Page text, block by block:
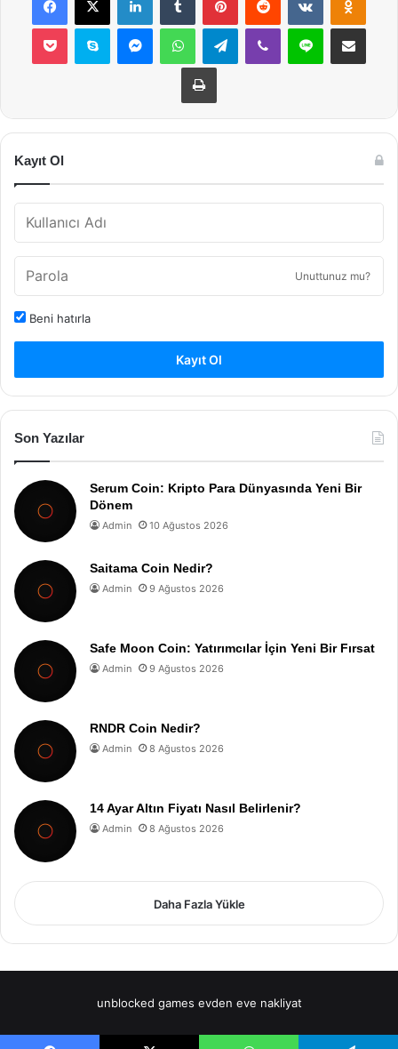
Pocket Skype MessengerWhatsAppTelegramViber Line E-Posta ile
Yazdır
Kayıt Ol
Unuttunuz mu?
Beni hatırla
Kayıt Ol
Son Yazılar
Serum Coin: Kripto Para Dünyasında Yeni Bir
Dönem
Admin 10 Ağustos 2026
Saitama Coin Nedir?
Admin 9 Ağustos 2026
Safe Moon Coin: Yatırımcılar İçin Yeni Bir Fırsat
Admin 9 Ağustos 2026
RNDR Coin Nedir?
Admin 8 Ağustos 2026
14 Ayar Altın Fiyatı Nasıl Belirlenir?
Admin 8 Ağustos 2026
Daha Fazla Yükle
unblocked games evden eve nakliyat